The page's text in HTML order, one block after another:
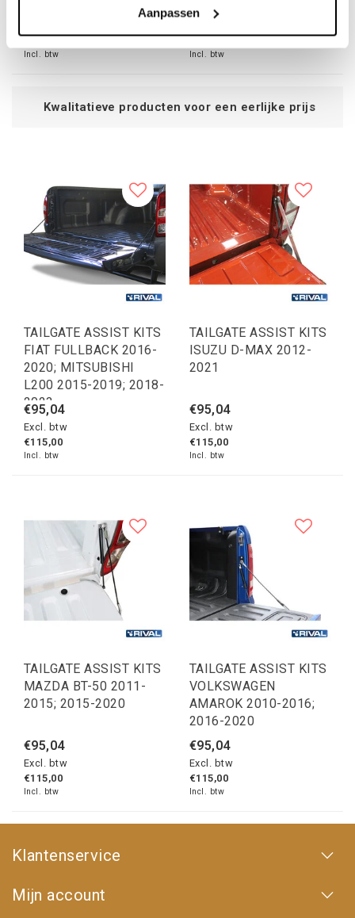
Aanpassen
Incl. btw
€95,04
Incl. btw
voor een eerlijke prijs
TAILGATE ASSIST KITS
FIAT FULLBACK 2016-
2020; MITSUBISHI
L200 2015-2019; 2018-
2023
€95,04
Excl. btw
€115,00
Incl. btw
TAILGATE ASSIST KITS
ISUZU D-MAX 2012-
2021
€95,04
Excl. btw
€115,00
Incl. btw
TAILGATE ASSIST KITS
MAZDA BT-50 2011-
2015; 2015-2020
€95,04
Excl. btw
€115,00
Incl. btw
TAILGATE ASSIST KITS
VOLKSWAGEN
AMAROK 2010-2016;
2016-2020
€95,04
Excl. btw
€115,00
Incl. btw
Klantenservice
Mijn account